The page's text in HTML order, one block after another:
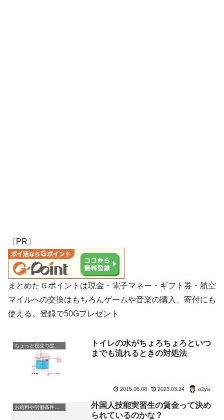
〔PR〕
まとめたＧポイントは現金・電子マネー・ギフト券・航空
マイルへの交換はもちろんゲームや音楽の購入、寄付にも
使える。登録で50Gプレゼント
トイレの水がちょろちょろといつ
までも流れるときの対処法
2015.06.08 2023.03.24 o2ya
お給料や労働条件について知ろう
外国人技能実習生の賃金って決め
られているのかな？